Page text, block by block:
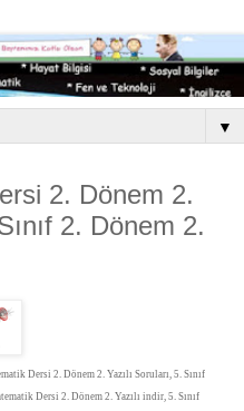
▼
2. Dönem 2.
2. Dönem 2.
Dersi 2. Dönem 2. Yazılı Soruları, 5. Sınıf
Dersi 2. Dönem 2. Yazılı indir, 5. Sınıf